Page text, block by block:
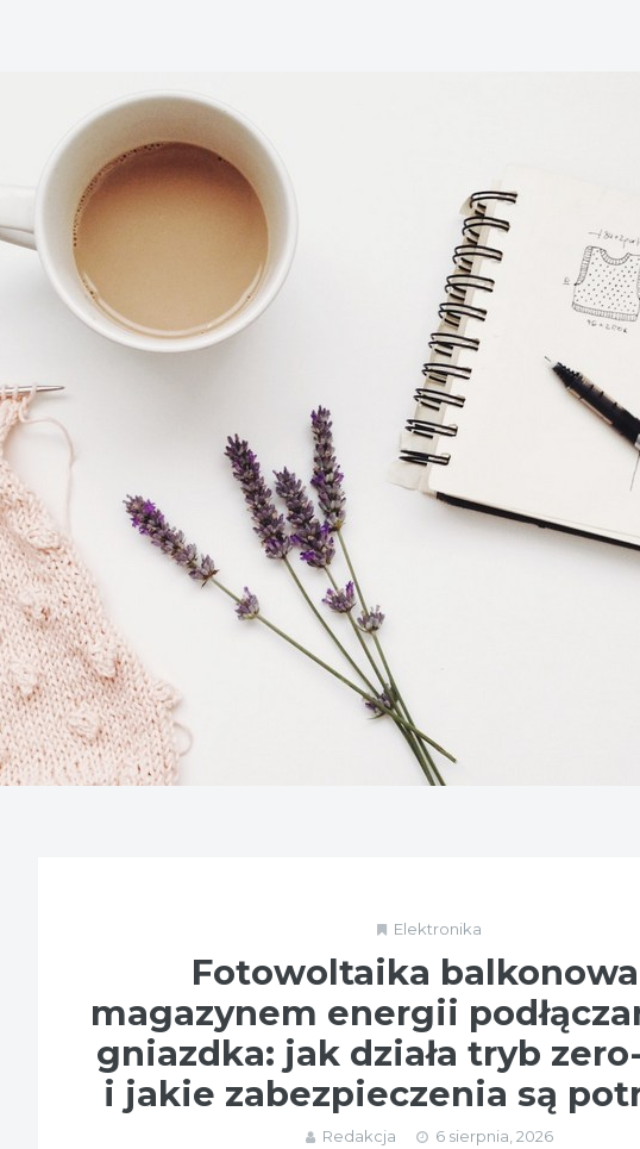
Elektronika
Fotowoltaika
magazynem energii
gniazdka: jak działa tryb
i jakie zabezpieczenia są
Redakcja 6 sierpnia, 2026